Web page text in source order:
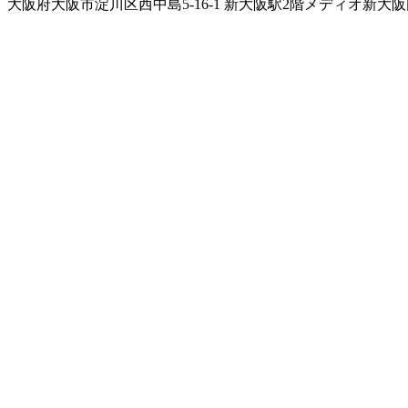
大阪府大阪市淀川区西中島5-16-1 新大阪駅2階メディオ新大阪